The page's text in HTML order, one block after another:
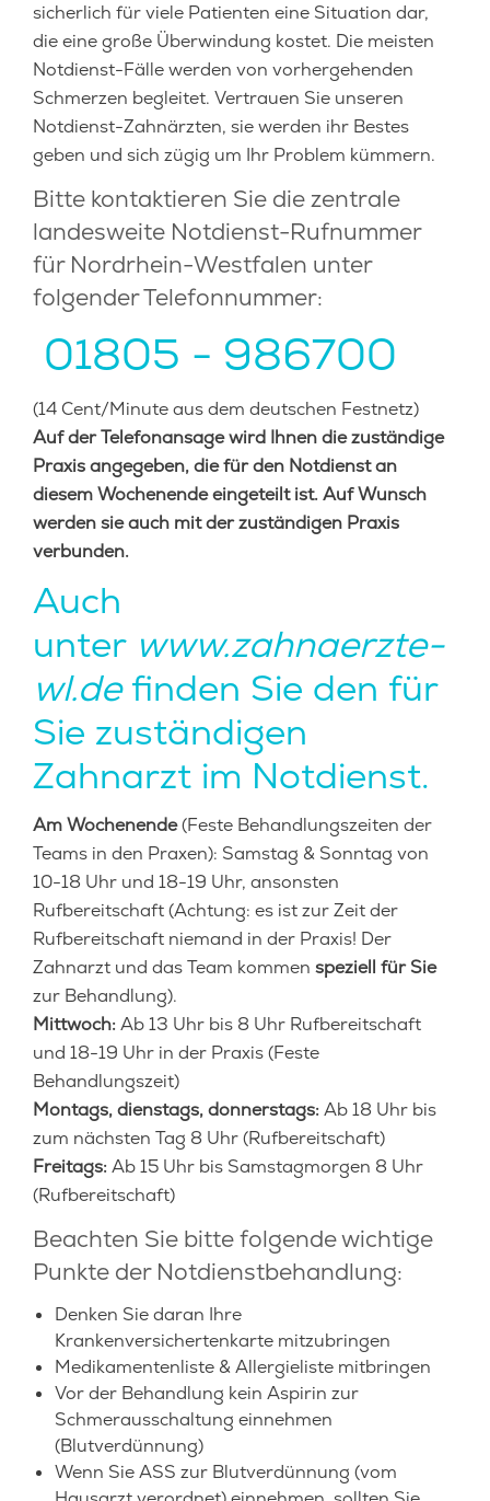
sicherlich für viele Patienten eine Situation dar,
die eine große Überwindung kostet. Die meisten
Notdienst-Fälle werden von vorhergehenden
Schmerzen begleitet. Vertrauen Sie unseren
Notdienst-Zahnärzten, sie werden ihr Bestes
geben und sich zügig um Ihr Problem kümmern.
Bitte kontaktieren Sie die zentrale
landesweite Notdienst-Rufnummer
für Nordrhein-Westfalen unter
folgender Telefonnummer:
01805 - 986700
(14 Cent/Minute aus dem deutschen Festnetz)
Auf der Telefonansage wird Ihnen die zuständige
Praxis angegeben, die für den Notdienst an
diesem Wochenende eingeteilt ist. Auf Wunsch
werden sie auch mit der zuständigen Praxis
verbunden.
Auch
unter www.zahnaerzte-
wl.definden Sie den für
Sie zuständigen
Zahnarzt im Notdienst.
Am Wochenende(Feste Behandlungszeiten der
Teams in den Praxen): Samstag & Sonntag von
10-18 Uhr und 18-19 Uhr, ansonsten
Rufbereitschaft (Achtung: es ist zur Zeit der
Rufbereitschaft niemand in der Praxis! Der
Zahnarzt und das Team kommen speziell für Sie
zur Behandlung).
Mittwoch: Ab 13 Uhr bis 8 Uhr Rufbereitschaft
und 18-19 Uhr in der Praxis (Feste
Behandlungszeit)
Montags, dienstags, donnerstags: Ab 18 Uhr bis
zum nächsten Tag 8 Uhr (Rufbereitschaft)
Freitags: Ab 15 Uhr bis Samstagmorgen 8 Uhr
(Rufbereitschaft)
Beachten Sie bitte folgende wichtige
Punkte der Notdienstbehandlung:
Denken Sie daran Ihre
Krankenversichertenkarte mitzubringen
Medikamentenliste & Allergieliste mitbringen
Vor der Behandlung kein Aspirin zur
Schmerausschaltung einnehmen
(Blutverdünnung)
Wenn Sie ASS zur Blutverdünnung (vom